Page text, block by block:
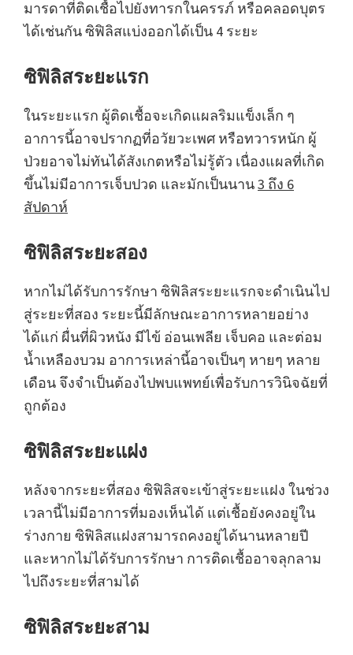
มารดาที่ติดเชื้อไปยังทารกในครรภ์ หรือคลอดบุตร
ได้เช่นกัน ซิฟิลิสแบ่งออกได้เป็น 4 ระยะ
ซิฟิลิสระยะแรก
ในระยะแรก ผู้ติดเชื้อจะเกิดแผลริมแข็งเล็ก ๆ
อาการนี้อาจปรากฏที่อวัยวะเพศ หรือทวารหนัก ผู้
ป่วยอาจไม่ทันได้สังเกตหรือไม่รู้ตัว เนื่องแผลที่เกิด
ขึ้นไม่มีอาการเจ็บปวด และมักเป็นนาน3 ถึง 6
สัปดาห์
ซิฟิลิสระยะสอง
หากไม่ได้รับการรักษา ซิฟิลิสระยะแรกจะดำเนินไป
สู่ระยะที่สอง ระยะนี้มีลักษณะอาการหลายอย่าง
ได้แก่ ผื่นที่ผิวหนัง มีไข้ อ่อนเพลีย เจ็บคอ และต่อม
น้ำเหลืองบวม อาการเหล่านี้อาจเป็นๆ หายๆ หลาย
เดือน จึงจำเป็นต้องไปพบแพทย์เพื่อรับการวินิจฉัยที่
ถูกต้อง
ซิฟิลิสระยะแฝง
หลังจากระยะที่สอง ซิฟิลิสจะเข้าสู่ระยะแฝง ในช่วง
เวลานี้ไม่มีอาการที่มองเห็นได้ แต่เชื้อยังคงอยู่ใน
ร่างกาย ซิฟิลิสแฝงสามารถคงอยู่ได้นานหลายปี
และหากไม่ได้รับการรักษา การติดเชื้ออาจลุกลาม
ไปถึงระยะที่สามได้
ซิฟิลิสระยะสาม